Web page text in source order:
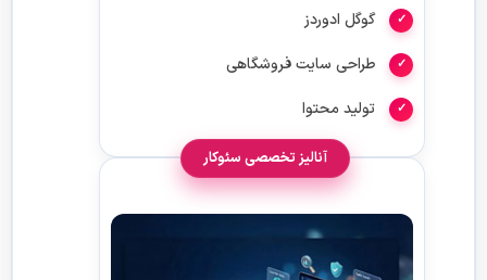
گوگل ادوردز
طراحی سایت فروشگاهی
تولید محتوا
آنالیز تخصصی سئوکار